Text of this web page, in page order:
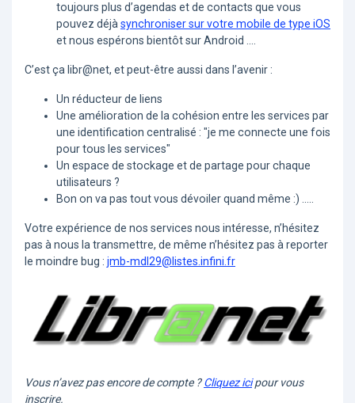
toujours plus d’agendas et de contacts que vous
pouvez déjàsynchroniser sur votre mobile de type iOS
et nous espérons bientôt sur Android ....
C’est ça libr@net, et peut-être aussi dans l’avenir :
Un réducteur de liens
Une amélioration de la cohésion entre les services par
une identification centralisé : "je me connecte une fois
pour tous les services"
Un espace de stockage et de partage pour chaque
utilisateurs ?
Bon on va pas tout vous dévoiler quand même :) .....
Votre expérience de nos services nous intéresse, n’hésitez
pas à nous la transmettre, de même n’hésitez pas à reporter
le moindre bug : jmb-mdl29@listes.infini.fr
Vous n’avez pas encore de compte ?Cliquez icipour vous
inscrire.